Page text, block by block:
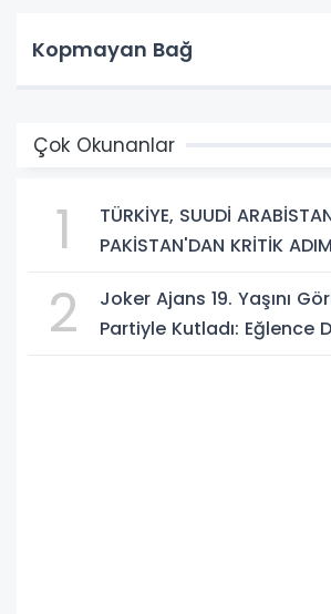
Kopmayan Bağ
Çok Okunanlar
1
TÜRKİYE, SUUDİ
PAKİSTAN'DAN KRİTİK
2
Joker Ajans 19. Yaşını
Partiyle Kutladı: Eğlence